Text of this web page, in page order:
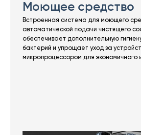
Моющее средство
Встроенная система для моющего
автоматической подачи чистящего
обеспечивает дополнительную
бактерий и упрощает уход за
микропроцессором для экономичного